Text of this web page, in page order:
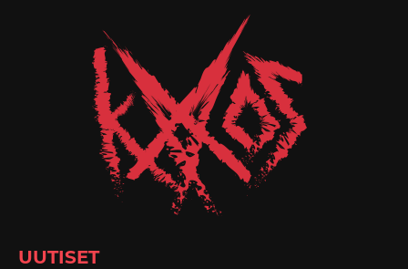
UUTISET